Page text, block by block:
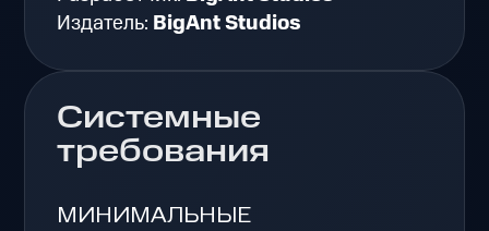
Издатель: BigAnt Studios
Системные
требования
МИНИМАЛЬНЫЕ